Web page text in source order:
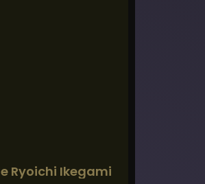
Ryoichi Ikegami